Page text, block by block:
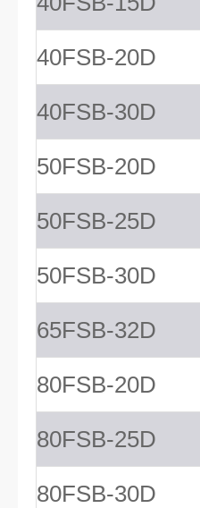
40FSB-20D
40FSB-30D
50FSB-20D
50FSB-25D
50FSB-30D
65FSB-32D
80FSB-20D
80FSB-25D
80FSB-30D